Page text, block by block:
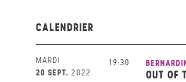
CALENDRIER
MARDI
20 SEPT. 2022
19:30
OUT OF